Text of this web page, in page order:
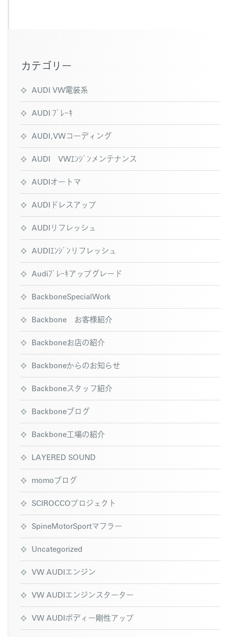
カテゴリー
AUDI VW電装系
AUDI ﾌﾞﾚｰｷ
AUDI,VWコーディング
AUDI VWｴﾝｼﾞﾝメンテナンス
AUDIオートマ
AUDIドレスアップ
AUDIリフレッシュ
AUDIｴﾝｼﾞﾝリフレッシュ
Audiﾌﾞﾚｰｷアップグレード
BackboneSpecialWork
Backbone お客様紹介
Backboneお店の紹介
Backboneからのお知らせ
Backboneスタッフ紹介
Backboneブログ
Backbone工場の紹介
LAYERED SOUND
momoブログ
SCIROCCOプロジェクト
SpineMotorSportマフラー
Uncategorized
VW AUDIエンジン
VW AUDIエンジンスターター
VW AUDIボディー剛性アップ